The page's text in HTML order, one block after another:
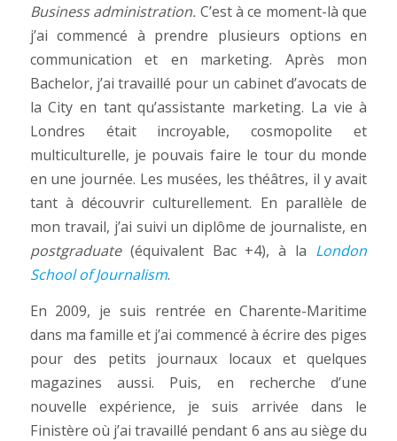
Business administration. C’est à ce moment-là que
j’ai commencé à prendre plusieurs options en
communication et en marketing. Après mon
Bachelor, j’ai travaillé pour un cabinet d’avocats de
la City en tant qu’assistante marketing. La vie à
Londres était incroyable, cosmopolite et
multiculturelle, je pouvais faire le tour du monde
en une journée. Les musées, les théâtres, il y avait
tant à découvrir culturellement. En parallèle de
mon travail, j’ai suivi un diplôme de journaliste, en
postgraduate(équivalent Bac +4), à la London
School of Journalism.
En 2009, je suis rentrée en Charente-Maritime
dans ma famille et j’ai commencé à écrire des piges
pour des petits journaux locaux et quelques
magazines aussi. Puis, en recherche d’une
nouvelle expérience, je suis arrivée dans le
Finistère où j’ai travaillé pendant 6 ans au siège du